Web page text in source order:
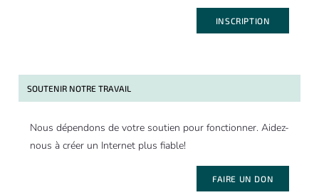
INSCRIPTION
SOUTENIR NOTRE TRAVAIL
Nous dépendons de votre soutien pour fonctionner. Aidez-
nous à créer un Internet plus fiable!
FAIRE UN DON